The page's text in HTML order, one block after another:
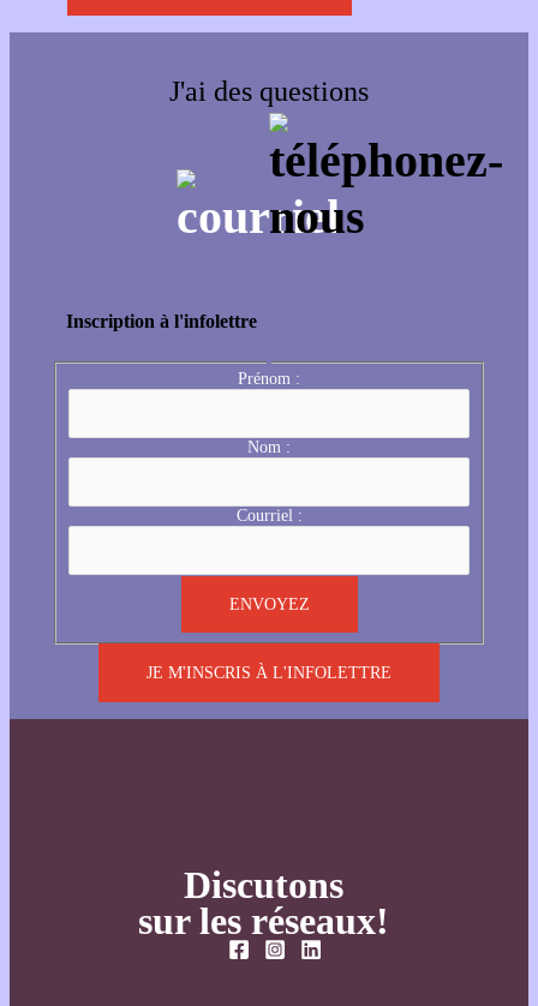
J'ai des questions
Inscription à l'infolettre
Prénom :
Nom :
Courriel :
JE M'INSCRIS À L'INFOLETTRE
Discutons
sur les réseaux!